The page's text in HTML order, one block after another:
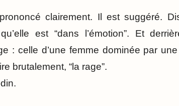
clairement. Il est suggéré.
qu’elle est “dans l’émotion”. Et
: celle d’une femme dominée par
brutalement, “la rage”.